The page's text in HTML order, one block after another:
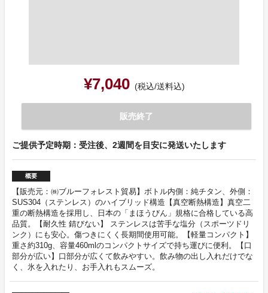
¥7,040 (税込/送料込)
販売終了
ご提供予定時期：受注後、2週間を目安に発送いたします
概要
【販売元：㈱ブルーフォレスト貿易】ボトル内側：純チタン、外側：
SUS304（ステンレス）のハイブリッド構造【真空断熱構造】真空二
重の断熱構造を採用し、日本の「まほうびん」規格に合格している高
品質。【耐久性 錆びない】 ステンレスは苦手な塩分（スポーツドリ
ンク）にも安心。傷つきにくく長期間使用可能。【軽量コンパクト】
重さ約310g、容量460mlのコンパクトサイズで持ち運びに便利。【口
部分が広い】口部分が広くて飲みやすい。飲み物の出し入れだけでな
く、氷を入れたり、お手入れもスムーズ。